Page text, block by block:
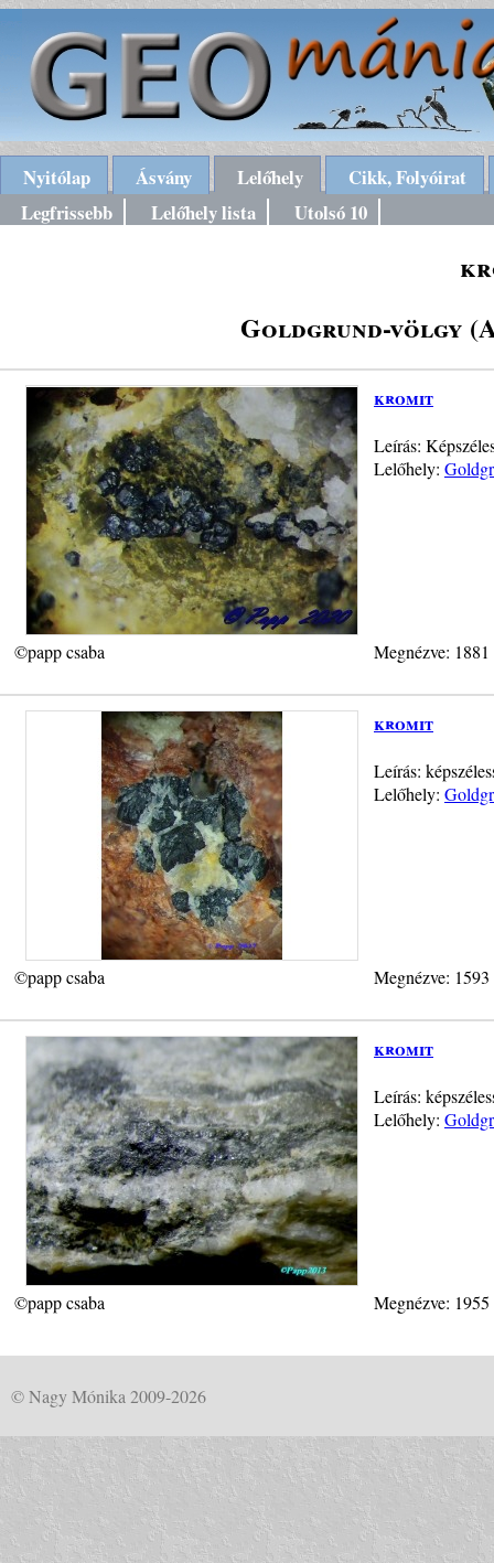
Nyitólap Ásvány Lelőhely
Cikk, Folyóirat
Legfrissebb
Lelőhely lista Utolsó 10
Goldgrund-völgy
kromit
Leírás:
Lelőhely:
©papp csaba Megnézve:
kromit
Leírás:
Lelőhely:
©papp csaba Megnézve:
kromit
Leírás:
Lelőhely:
©papp csaba Megnézve:
© Nagy Mónika 2009-2026